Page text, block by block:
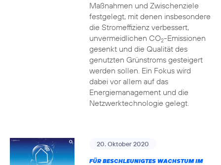
Maßnahmen und Zwischenziele
festgelegt, mit denen insbesondere
die Stromeffizienz verbessert,
unvermeidlichen CO2-Emissionen
gesenkt und die Qualität des
genutzten Grünstroms gesteigert
werden sollen. Ein Fokus wird
dabei vor allem auf das
Energiemanagement und die
Netzwerktechnologie gelegt.
20. Oktober 2020
FÜR BESCHLEUNIGTES WACHSTUM IM